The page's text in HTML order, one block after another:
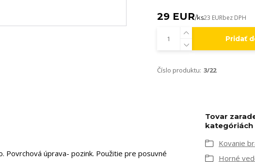
29 EUR/ks23 EURbez DPH
Pridať
Číslo produktu: 3/22
Povrchová úprava- pozink. Použitie pre posuvné
Tovar
kategóriách
Kovanie
Horné